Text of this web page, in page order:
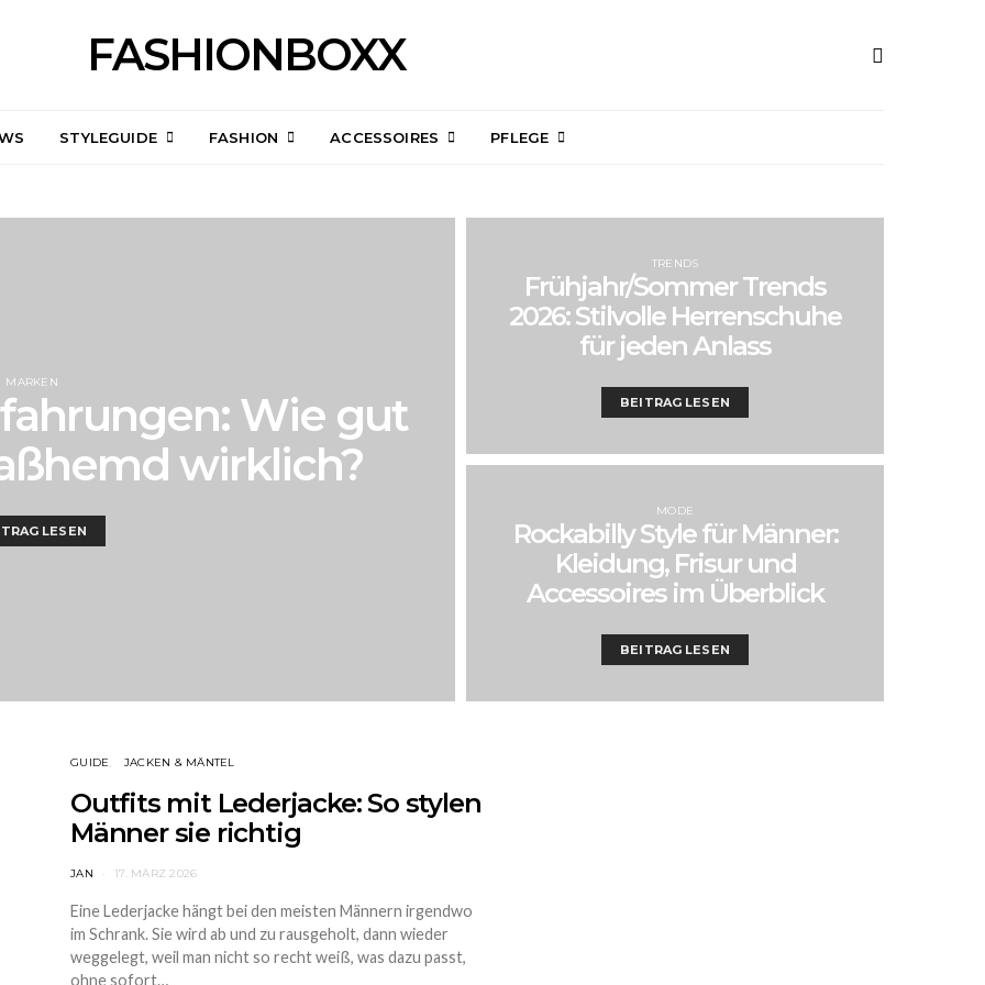
FASHIONBOXX
STYLEGUIDE FASHION ACCESSOIRES PFLEGE
MARKEN
Wie gut
wirklich?
LESEN
TRENDS
Frühjahr/Sommer Trends
2026: Stilvolle Herrenschuhe
für jeden Anlass
BEITRAG LESEN
MODE
Rockabilly Style für Männer:
Kleidung, Frisur und
Accessoires im Überblick
BEITRAG LESEN
GUIDE JACKEN & MÄNTEL
Outfits mit Lederjacke: So stylen
Männer sie richtig
JAN 17. MÄRZ 2026
Eine Lederjacke hängt bei den meisten Männern irgendwo
im Schrank. Sie wird ab und zu rausgeholt, dann wieder
weggelegt, weil man nicht so recht weiß, was dazu passt,
ohne sofort…